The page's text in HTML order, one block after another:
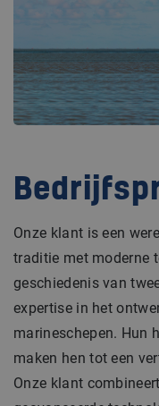
Onze klant is een
traditie met moderne
geschiedenis van
expertise in het
marineschepen. Hun
maken hen tot een
Onze klant